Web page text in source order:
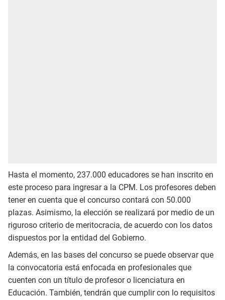
Hasta el momento, 237.000 educadores se han inscrito en
este proceso para ingresar a la CPM. Los profesores deben
tener en cuenta que el concurso contará con 50.000
plazas. Asimismo, la elección se realizará por medio de un
riguroso criterio de meritocracia, de acuerdo con los datos
dispuestos por la entidad del Gobierno.
Además, en las bases del concurso se puede observar que
la convocatoria está enfocada en profesionales que
cuenten con un título de profesor o licenciatura en
Educación. También, tendrán que cumplir con lo requisitos